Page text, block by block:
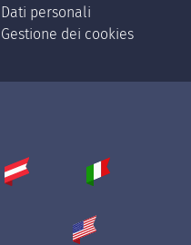
Dati personali
Gestione dei cookies